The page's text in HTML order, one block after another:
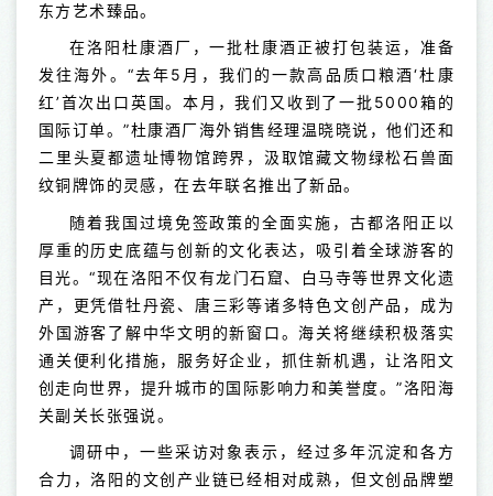
东方艺术臻品。
在洛阳杜康酒厂，一批杜康酒正被打包装运，准备
发往海外。“去年5月，我们的一款高品质口粮酒‘杜康
红’首次出口英国。本月，我们又收到了一批5000箱的
国际订单。”杜康酒厂海外销售经理温晓晓说，他们还和
二里头夏都遗址博物馆跨界，汲取馆藏文物绿松石兽面
纹铜牌饰的灵感，在去年联名推出了新品。
随着我国过境免签政策的全面实施，古都洛阳正以
厚重的历史底蕴与创新的文化表达，吸引着全球游客的
目光。“现在洛阳不仅有龙门石窟、白马寺等世界文化遗
产，更凭借牡丹瓷、唐三彩等诸多特色文创产品，成为
外国游客了解中华文明的新窗口。海关将继续积极落实
通关便利化措施，服务好企业，抓住新机遇，让洛阳文
创走向世界，提升城市的国际影响力和美誉度。”洛阳海
关副关长张强说。
调研中，一些采访对象表示，经过多年沉淀和各方
合力，洛阳的文创产业链已经相对成熟，但文创品牌塑